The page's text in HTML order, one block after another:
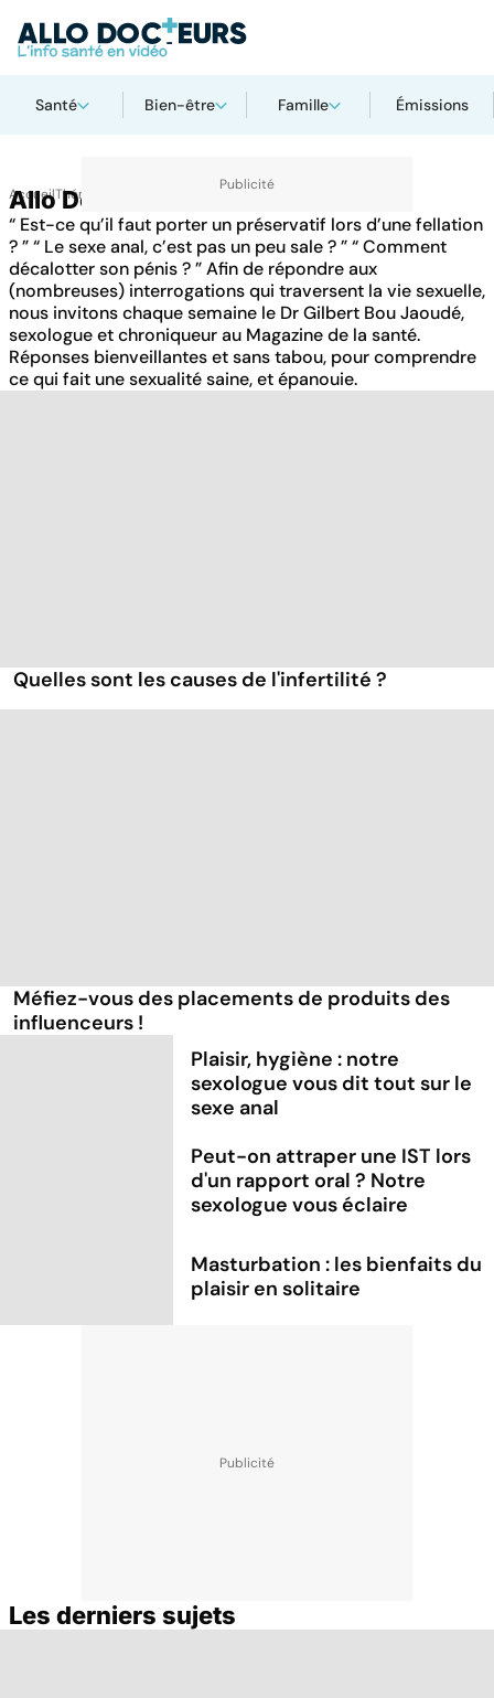
Santé Bien-être Famille Émissions
AccueilThématiques
Allo Docteurs Sexualité
“ Est-ce qu’il faut porter un préservatif lors d’une fellation
? ” “ Le sexe anal, c’est pas un peu sale ? ” “ Comment
décalotter son pénis ? ” Afin de répondre aux
(nombreuses) interrogations qui traversent la vie sexuelle,
nous invitons chaque semaine le Dr Gilbert Bou Jaoudé,
sexologue et chroniqueur au Magazine de la santé.
Réponses bienveillantes et sans tabou, pour comprendre
ce qui fait une sexualité saine, et épanouie.
Quelles sont les causes de l'infertilité ?
Méfiez-vous des placements de produits des
influenceurs !
Plaisir, hygiène : notre
sexologue vous dit tout sur le
sexe anal
Peut-on attraper une IST lors
d'un rapport oral ? Notre
sexologue vous éclaire
Masturbation : les bienfaits du
plaisir en solitaire
Les derniers sujets